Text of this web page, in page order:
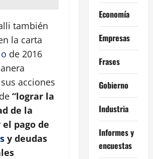
también
la carta
de 2016
sus acciones
“lograr la
de la
pago de
y deudas
Economía
Empresas
Frases
Gobierno
Industria
Informes y
encuestas